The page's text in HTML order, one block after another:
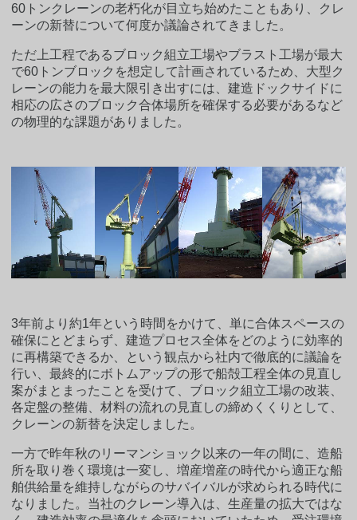
60トンクレーンの老朽化が目立ち始めたこともあり、クレ
ーンの新替について何度か議論されてきました。
ただ上工程であるブロック組立工場やブラスト工場が最大
で60トンブロックを想定して計画されているため、大型ク
レーンの能力を最大限引き出すには、建造ドックサイドに
相応の広さのブロック合体場所を確保する必要があるなど
の物理的な課題がありました。
3年前より約1年という時間をかけて、単に合体スペースの
確保にとどまらず、建造プロセス全体をどのように効率的
に再構築できるか、という観点から社内で徹底的に議論を
行い、最終的にボトムアップの形で船殻工程全体の見直し
案がまとまったことを受けて、ブロック組立工場の改装、
各定盤の整備、材料の流れの見直しの締めくくりとして、
クレーンの新替を決定しました。
一方で昨年秋のリーマンショック以来の一年の間に、造船
所を取り巻く環境は一変し、増産増産の時代から適正な船
舶供給量を維持しながらのサバイバルが求められる時代に
なりました。当社のクレーン導入は、生産量の拡大ではな